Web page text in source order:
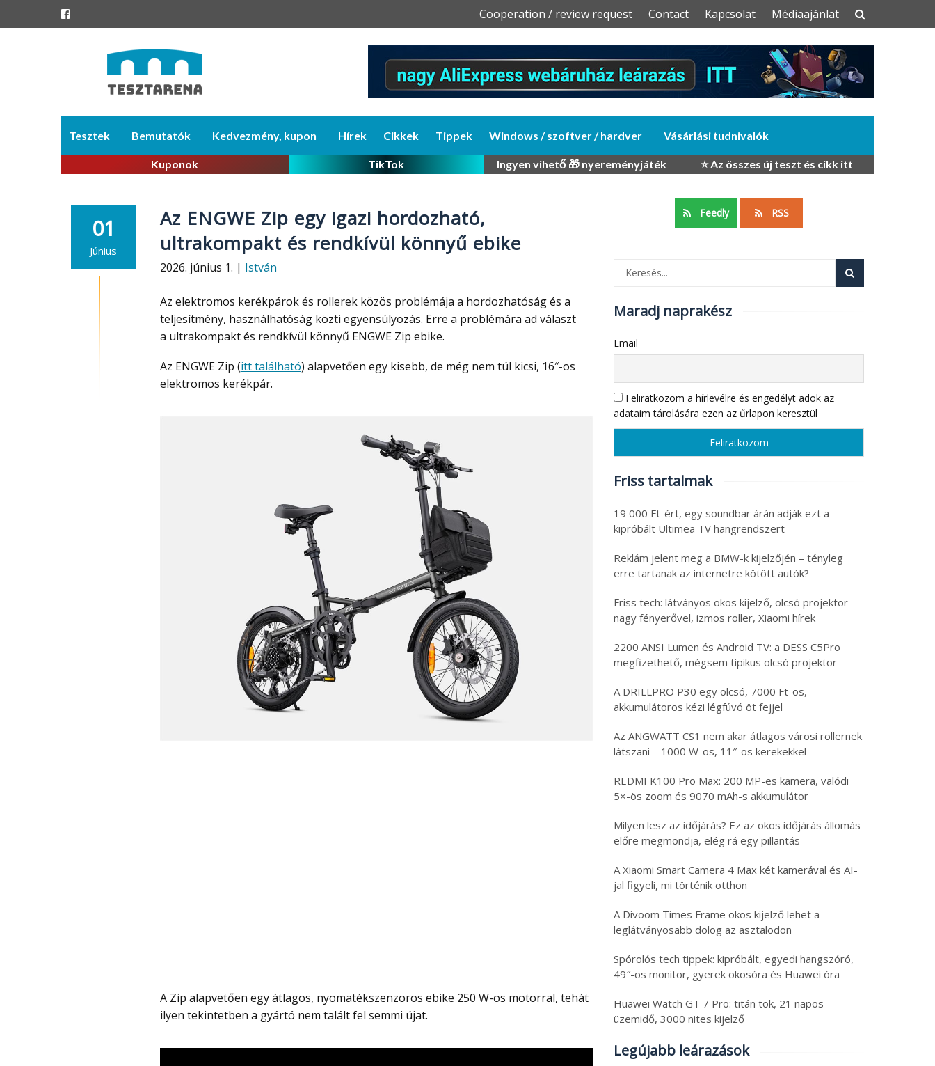
Skip
Cooperation / review request Contact Kapcsolat Médiaajánlat
content
Tesztek Bemutatók Kedvezmény, kupon Hírek Cikkek Tippek Windows / szoftver / hardver Vásárlási tudnivalók
Kuponok TikTok Ingyen vihető 🎁 nyereményjáték ⭐ Az összes új teszt és cikk itt
01
Június
Az ENGWE Zip egy igazi hordozható,
ultrakompakt és rendkívül könnyű ebike
2026. június 1. | István
Az elektromos kerékpárok és rollerek közös problémája a hordozhatóság és a
teljesítmény, használhatóság közti egyensúlyozás. Erre a problémára ad választ
a ultrakompakt és rendkívül könnyű ENGWE Zip ebike.
Az ENGWE Zip (itt található) alapvetően egy kisebb, de még nem túl kicsi, 16″-os
elektromos kerékpár.
A Zip alapvetően egy átlagos, nyomatékszenzoros ebike 250 W-os motorral, tehát
ilyen tekintetben a gyártó nem talált fel semmi újat.
Feedly RSS
Maradj naprakész
Email
Feliratkozom a hírlevélre és engedélyt adok az
adataim tárolására ezen az űrlapon keresztül
Friss tartalmak
19 000 Ft-ért, egy soundbar árán adják ezt a
kipróbált Ultimea TV hangrendszert
Reklám jelent meg a BMW-k kijelzőjén – tényleg
erre tartanak az internetre kötött autók?
Friss tech: látványos okos kijelző, olcsó projektor
nagy fényerővel, izmos roller, Xiaomi hírek
2200 ANSI Lumen és Android TV: a DESS C5Pro
megfizethető, mégsem tipikus olcsó projektor
A DRILLPRO P30 egy olcsó, 7000 Ft-os,
akkumulátoros kézi légfúvó öt fejjel
Az ANGWATT CS1 nem akar átlagos városi rollernek
látszani – 1000 W-os, 11″-os kerekekkel
REDMI K100 Pro Max: 200 MP-es kamera, valódi
5×-ös zoom és 9070 mAh-s akkumulátor
Milyen lesz az időjárás? Ez az okos időjárás állomás
előre megmondja, elég rá egy pillantás
A Xiaomi Smart Camera 4 Max két kamerával és AI-
jal figyeli, mi történik otthon
A Divoom Times Frame okos kijelző lehet a
leglátványosabb dolog az asztalodon
Spórolós tech tippek: kipróbált, egyedi hangszóró,
49″-os monitor, gyerek okosóra és Huawei óra
Huawei Watch GT 7 Pro: titán tok, 21 napos
üzemidő, 3000 nites kijelző
Legújabb leárazások